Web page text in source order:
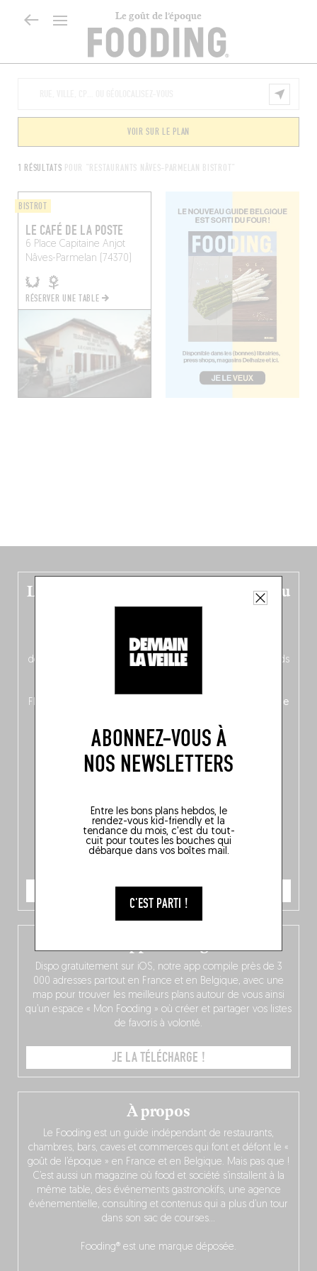
Le goût de l’époque
ABONNEZ-VOUS À
NOS NEWSLETTERS
Entre les bons plans hebdos, le
rendez-vous kid-friendly et la
tendance du mois, c'est du tout-
cuit pour toutes les bouches qui
débarque dans vos boîtes mail.
C'EST PARTI !
1 RÉSULTATS POUR "RESTAURANTS NÂVES-PARMELAN BISTROT"
VOIR SUR LE PLAN
BISTROT
LE CAFÉ DE LA POSTE
6 Place Capitaine Anjot
Nâves-Parmelan (74370)
RÉSERVER UNE TABLE
Le nouveau guide Belgique est sorti du
four !
néerlandais côté face – à moins que ne soit l’inverse ?),
découvrez
une partie mag « Nord-Zuid »
qui met les pieds
Flandre, à Bruxelles et en Wallonie, ainsi qu’
un palmarès de
JE COMMANDE
À propos
Le Fooding est un guide indépendant de restaurants,
chambres, bars, caves et commerces qui font et défont le «
goût de l’époque » en France et en Belgique. Mais pas que !
C’est aussi un magazine où food et société s’installent à la
même table, des événements gastronokifs, une agence
événementielle, consulting et contenus qui a plus d’un tour
dans son sac de courses…
Fooding® est une marque déposée.
Dispo gratuitement sur iOS, notre app compile près de 3
000 adresses partout en France et en Belgique, avec une
map pour trouver les meilleurs plans autour de vous ainsi
qu’un espace « Mon Fooding » où créer et partager vos listes
de favoris à volonté.
JE LA TÉLÉCHARGE !